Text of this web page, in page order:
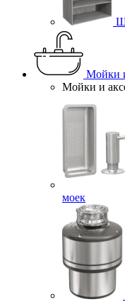
Мойки
Мойки и
моек